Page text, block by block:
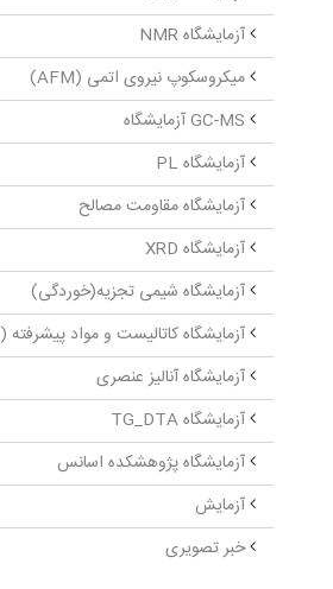
آزمایشگاه NMR
میکروسکوپ نیروی اتمی (AFM)
GC-MS آزمایشگاه
آزمایشگاه PL
آزمایشگاه مقاومت مصالح
آزمایشگاه XRD
آزمایشگاه شیمی تجزیه(خوردگی)
آزمایشگاه کاتالیست و مواد پیشرفته (BET)
آزمایشگاه آنالیز عنصری
آزمایشگاه TG_DTA
آزمایشگاه پژوهشکده اسانس
آزمایش
خبر تصویری